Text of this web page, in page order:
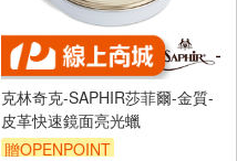
克林奇克-SAPHIR莎菲爾-金質-
皮革快速鏡面亮光蠟
贈OPENPOINT